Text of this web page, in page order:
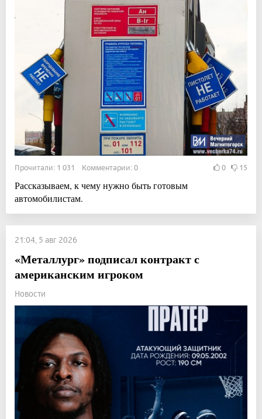
Прочитали: 1 031 Комментарии: 0 0 15
Рассказываем, к чему нужно быть готовым
автомобилистам.
21:04, 5 авг 2026
«Металлург» подписал контракт с
американским игроком
Новости